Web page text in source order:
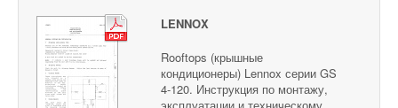
LENNOX
Rooftops (крышные
кондиционеры) Lennox серии GS
4-120. Инструкция по монтажу,